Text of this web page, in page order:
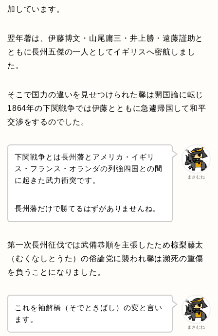
加しています。
翌年馨は、伊藤博文・山尾庸三・井上勝・遠藤謹助と
ともに長州五傑の一人としてイギリスへ密航しまし
た。
そこで国力の違いを見せつけられた馨は開国論に転じ
1864年の下関戦争では伊藤とともに急遽帰国して和平
交渉をするのでした。
まさむね
下関戦争とは長州藩とアメリカ・イギリ
ス・フランス・オランダの列強四国との間
に起きた武力衝突です。
長州藩だけで勝てるはずがありませんね。
第一次長州征伐では武備恭順を主張したため椋梨藤太
（むくなしとうた）の俗論党に襲われ馨は瀕死の重傷
を負うことになりました。
まさむね
これを袖解橋（そでときばし）の変と言い
ます。